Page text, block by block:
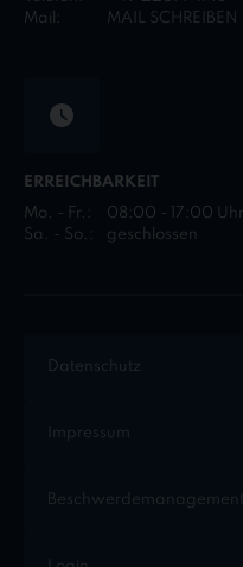
Mail:
MAIL SCHREIBEN
ERREICHBARKEIT
Mo. - Fr.:
08:00 - 17:00 Uhr
Sa. - So.:
geschlossen
Datenschutz
Impressum
Beschwerdemanagement